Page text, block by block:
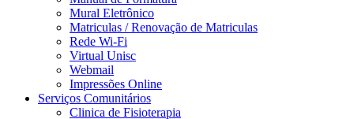
Mural Eletrônico
Matriculas / Renovação de Matriculas
Rede Wi-Fi
Virtual Unisc
Webmail
Impressões Online
Serviços Comunitários
Clinica de Fisioterapia